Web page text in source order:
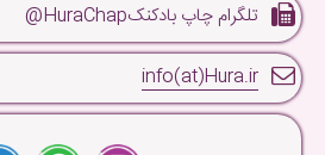
تلگرام چاپ بادکنکHuraChap@
info(at)Hura.ir